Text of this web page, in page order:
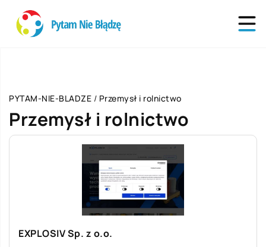
PYTAM-NIE-BLADZE / Przemysł i rolnictwo
Przemysł i rolnictwo
EXPLOSIV Sp. z o.o.